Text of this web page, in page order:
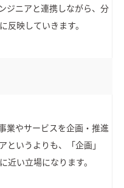
ジニアと連携しながら、分
反映していきます。
業やサービスを企画・推進
というよりも、「企画」
近い立場になります。